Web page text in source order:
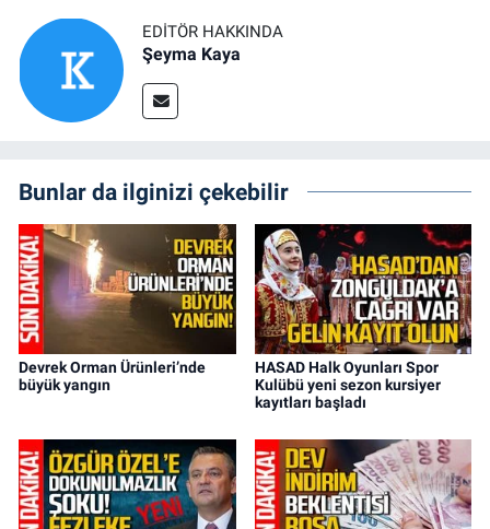
EDITÖR HAKKINDA
Şeyma Kaya
Bunlar da ilginizi çekebilir
Devrek Orman Ürünleri’nde
büyük yangın
HASAD Halk Oyunları Spor
Kulübü yeni sezon kursiyer
kayıtları başladı